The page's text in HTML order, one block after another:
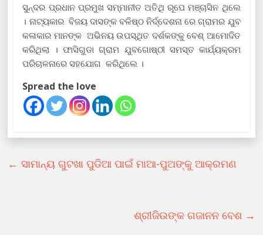
ସୁନ୍ଦର ପ୍ରଧାନ ପ୍ରମୁଖ ସମ୍ମାନୀତ ଅତିଥି ରୂପେ ମଞ୍ଚାସିନ ଥିଲେ
। ନାଟ୍ୟକାର ବିଜୟ ଦାସଙ୍କ ବଳିଷ୍ଠ ନିର୍ଦ୍ଦେଶନା ରେ ଗ୍ରାମର ଯୁବ
କଳାକାର ମାନଙ୍କ ଅଭିନୟ ଉପସ୍ଥିତ ଦର୍ଶକଙ୍କୁ ବେଶ୍ ଆମୋଦିତ
କରିଥିଲା । ଫାସିଗୁଡା ଗ୍ରାମ ଯୁବଗୋଷ୍ଠୀ ସମସ୍ତ କାର୍ଯ୍ୟକ୍ରମ
ପରିଚାଳନାରେ ସହଯୋଗ କରିଥିଲେ ।
Spread the love
← ସାମାନ୍ୟ ଗୁଟଖା ପୁଡିଆ ପାଇଁ ମାଆ-ପୁଅଙ୍କୁ ଆକ୍ରମଣ
ଶ୍ରୀଜିଉଙ୍କ ଗଜାନନ ବେଶ →